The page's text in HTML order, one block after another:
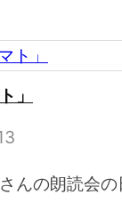
」
んの朗読会